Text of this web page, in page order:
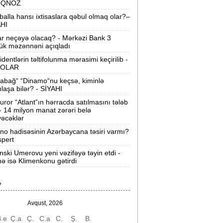
anbar tutumunun üçdə
itirib -
Breeze“də mənzil qiymətləri necə
-Qiymətlər
ticarət mərkəzində FACİƏ:liftin
düşüb öldü
kritik addım:Rusiya və
qarşı yeni plan
Şəhər Poliklinikasında tibbi
60-80 manata satılır? -
ən yüksək təhsil haqqı
David Seliverstov" Kazım
Abbasov çıxdı! -Bir dələduzla bağlı
hansı ixtisaslara qəbul olmaq olar?–
neçəyə olacaq? - Mərkəzi Bank 3
məzənnəni açıqladı
təltifolunma mərasimi keçirilib -
“Dinamo“nu keçsə, kiminlə
bilər? - SİYAHI
“Atlant”ın hərracda satılmasını tələb
14 milyon manat zərəri belə
hadisəsinin Azərbaycana təsiri varmı?
Umerovu yeni vəzifəyə təyin etdi -
isə Klimenkonu gətirdi
Avqust, 2026
Ç.a Ç. C.a C. Ş. B.